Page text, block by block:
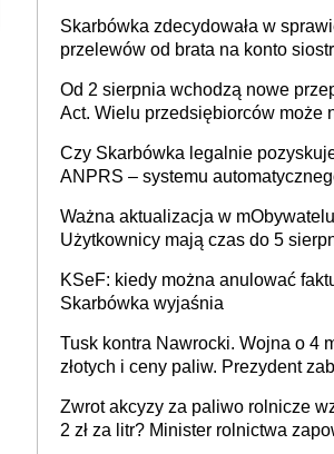
Skarbówka zdecydowała w
przelewów od brata na konto
darowizna, ale podatku jednak nie
Od 2 sierpnia wchodzą nowe
Act. Wielu przedsiębiorców może
Czy Skarbówka legalnie
ANPRS – systemu
pojazdów z kamer drogowych?
Ważna aktualizacja w
Użytkownicy mają czas do 5
KSeF: kiedy można anulować
Skarbówka wyjaśnia
Tusk kontra Nawrocki. Wojna o 4
złotych i ceny paliw. Prezydent
wymierzonym we wszystkich
kierowców”
Zwrot akcyzy za paliwo rolnicze
2 zł za litr? Minister rolnictwa